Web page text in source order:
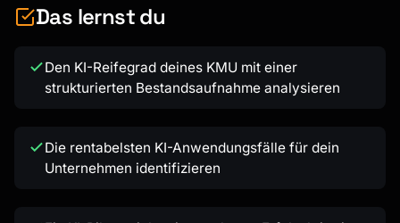
Das lernst du
Den KI-Reifegrad deines KMU mit einer
strukturierten Bestandsaufnahme analysieren
Die rentabelsten KI-Anwendungsfälle für dein
Unternehmen identifizieren